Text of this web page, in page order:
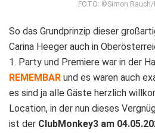
FOTO: ©Simon
So das Grundprinzip dieser
Carina Heeger auch in
1. Party und Premiere war in der
REMEMBAR und es waren auch
es sind ja alle Gäste herzlich
Location, in der nun dieses
ist der ClubMonkey3 am